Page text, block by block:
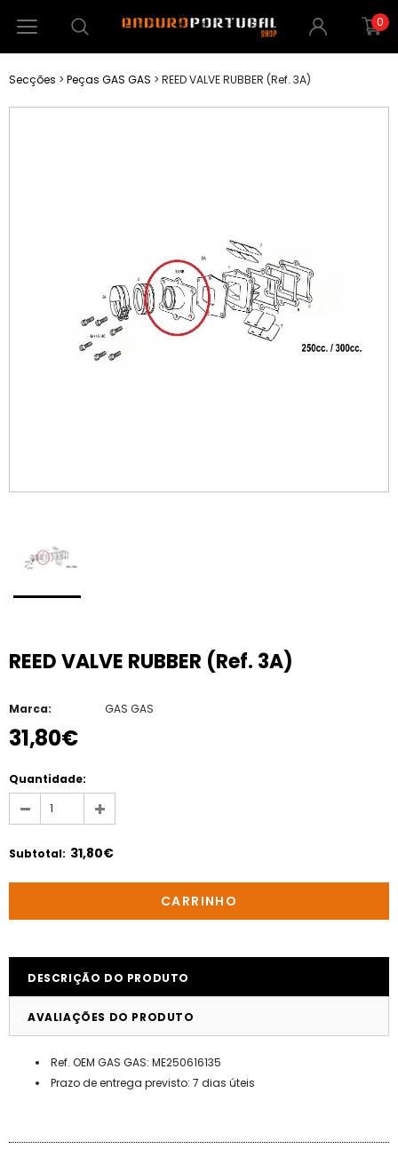
0
Secções > Peças GAS GAS > REED VALVE RUBBER (Ref. 3A)
REED VALVE RUBBER (Ref. 3A)
Marca: GAS GAS
31,80€
Quantidade:
Subtotal: 31,80€
DESCRIÇÃO DO PRODUTO
AVALIAÇÕES DO PRODUTO
Ref. OEM GAS GAS: ME250616135
Prazo de entrega previsto: 7 dias úteis